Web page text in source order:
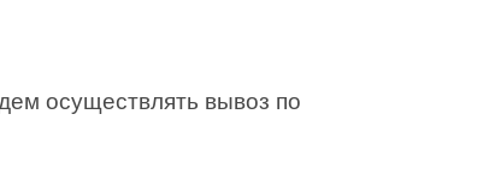
осуществлять вывоз по